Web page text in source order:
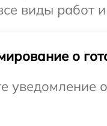
виды работ
о
уведомление